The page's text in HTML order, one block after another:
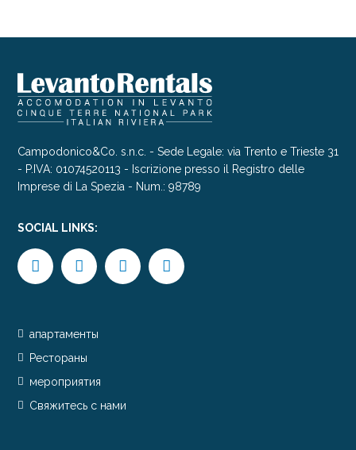
Campodonico&Co. s.n.c. - Sede Legale: via Trento e Trieste 31
- P.IVA: 01074520113 - Iscrizione presso il Registro delle
Imprese di La Spezia - Num.: 98789
SOCIAL LINKS:
апартаменты
Рестораны
мероприятия
Свяжитесь с нами